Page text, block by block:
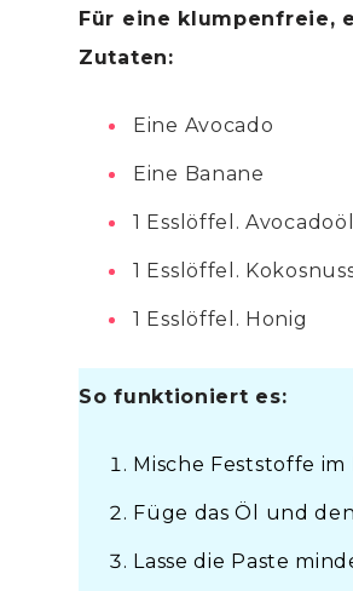
Für eine klumpenfreie,
Zutaten:
Eine Avocado
Eine Banane
1 Esslöffel. Avocadoöl
1 Esslöffel.
1 Esslöffel. Honig
So funktioniert es:
Mische Feststoffe
Füge das Öl und
Lasse die Paste